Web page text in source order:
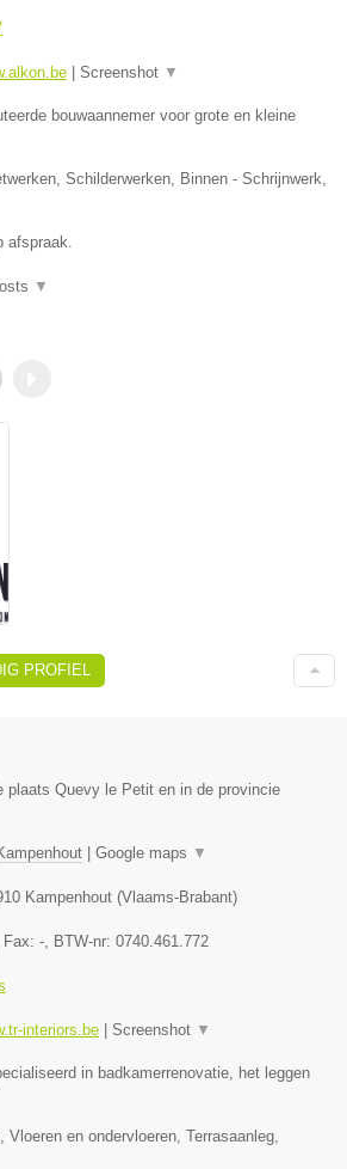
| Screenshot ▼
bouwaannemer voor grote en kleine
Schilderwerken, Binnen - Schrijnwerk,
afspraak.
▼
PROFIEL
plaats Quevy le Petit en in de provincie
Google maps ▼
Kampenhout (Vlaams-Brabant)
, Fax: - , BTW-nr: 0740.461.772
interiors.be Screenshot ▼
in badkamerrenovatie, het leggen
Vloeren en ondervloeren, Terrasaanleg,